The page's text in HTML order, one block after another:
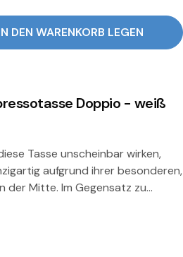
Espressotasse
Zecchini
DEN WARENKORB LEGEN
Doppio - weiß
Tasse unscheinbar wirken,
aufgrund ihrer besonderen,
der Mitte. Im Gegensatz zu
Look verleiht, sondern auch